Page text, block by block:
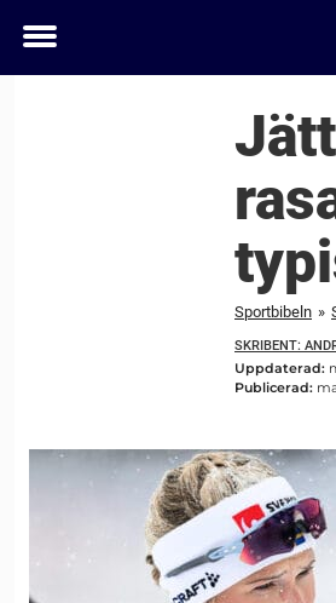
Toggle
Sportbibeln »
SKRIBENT:
Uppdaterad:
Publicerad: